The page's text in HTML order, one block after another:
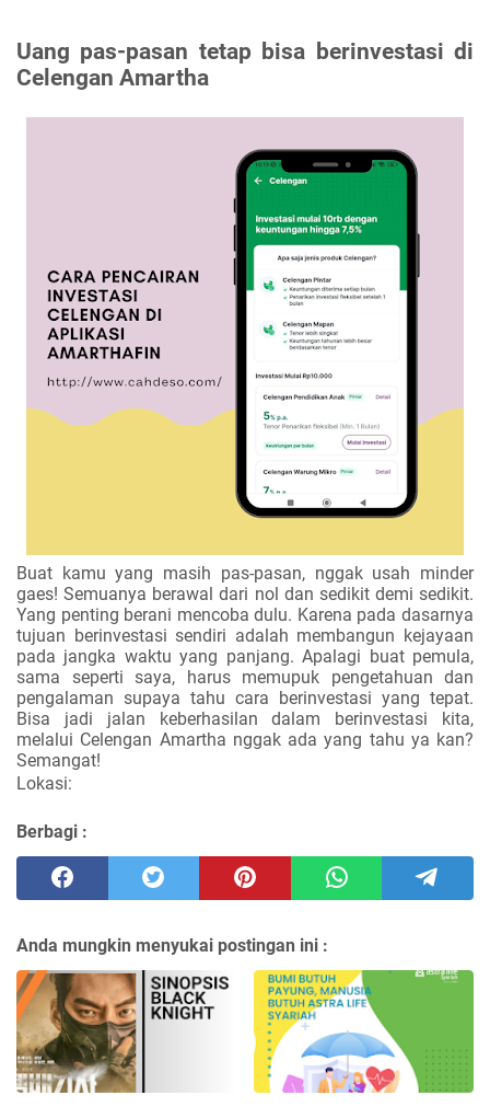
Uang pas-pasan tetap bisa berinvestasi di
Celengan Amartha
Buat kamu yang masih pas-pasan, nggak usah minder
gaes! Semuanya berawal dari nol dan sedikit demi sedikit.
Yang penting berani mencoba dulu. Karena pada dasarnya
tujuan berinvestasi sendiri adalah membangun kejayaan
pada jangka waktu yang panjang. Apalagi buat pemula,
sama seperti saya, harus memupuk pengetahuan dan
pengalaman supaya tahu cara berinvestasi yang tepat.
Bisa jadi jalan keberhasilan dalam berinvestasi kita,
melalui Celengan Amartha nggak ada yang tahu ya kan?
Semangat!
Lokasi:
Berbagi :
Anda mungkin menyukai postingan ini :